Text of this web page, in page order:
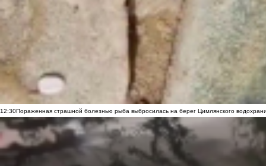
12:30Пораженная страшной болезнью рыба выбросилась на берег Цимлянского